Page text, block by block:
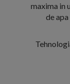
maxima in
de